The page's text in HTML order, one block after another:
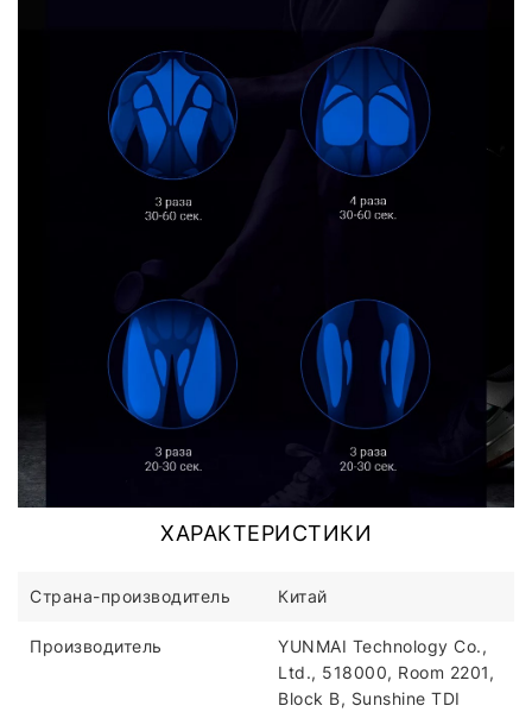
ХАРАКТЕРИСТИКИ
Страна-производитель Китай
Производитель
YUNMAI Technology Co.,
Ltd., 518000, Room 2201,
Block В, Sunshine TDI